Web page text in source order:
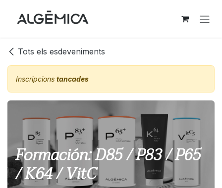
Tots els esdeveniments
Inscripcions tancades
Formación: D85 / P83 / P65
/ K64 / VitC